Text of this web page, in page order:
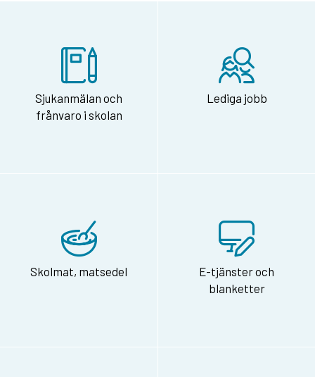
Sjukanmälan och
frånvaro i skolan
Lediga jobb
Skolmat, matsedel
E-tjänster och
blanketter